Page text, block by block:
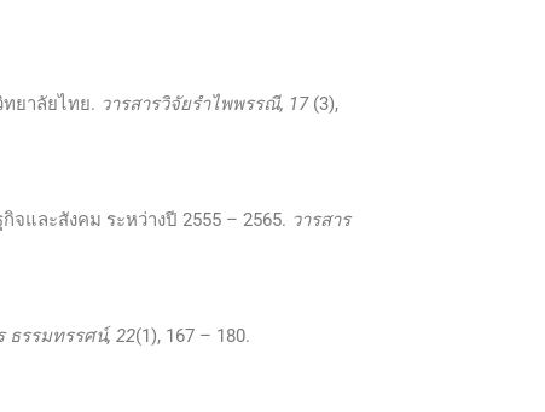
ยาลัยไทย. วารสารวิจัยรำไพพรรณี, 17 (3),
จและสังคม ระหว่างปี 2555 – 2565. วารสาร
ธรรมทรรศน์, 22(1), 167 – 180.